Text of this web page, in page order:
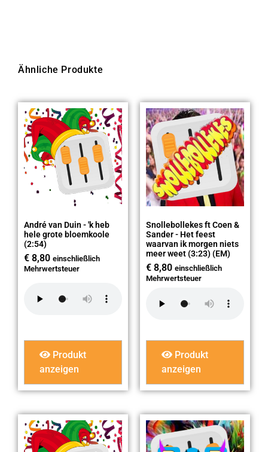
Ähnliche Produkte
André van Duin - 'k heb
hele grote bloemkoole
(2:54)
€ 8,80 einschließlich
Mehrwertsteuer
Produkt
anzeigen
Snollebollekes ft Coen &
Sander - Het feest
waarvan ik morgen niets
meer weet (3:23) (EM)
€ 8,80 einschließlich
Mehrwertsteuer
Produkt
anzeigen